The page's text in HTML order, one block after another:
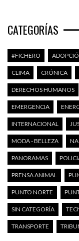
CATEGORÍAS
#FICHERO
CLIMA CRÓNICA
DERECHOS HUMANOS
EMERGENCIA
INTERNACIONAL
MODA - BELLEZA
PANORAMAS
PRENSA ANIMAL
PUNTO NORTE
SIN CATEGORÍA
TRANSPORTE